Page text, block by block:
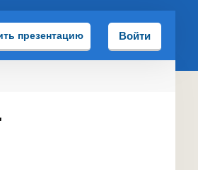
презентацию Войти